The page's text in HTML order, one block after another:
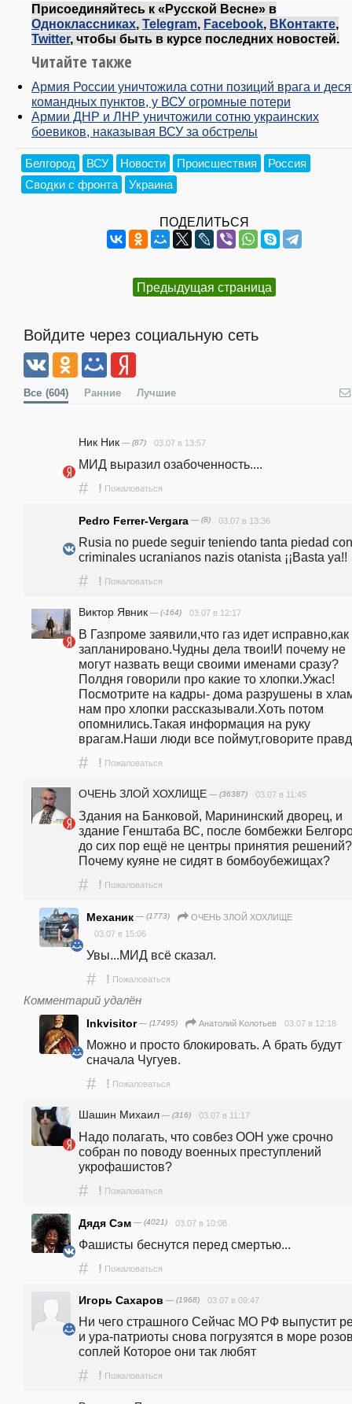
Присоединяйтесь к «Русской Весне» в
Одноклассниках Telegram Facebook ВКонтакте
Twitter, чтобы быть в курсе последних новостей.
Читайте также
Армия России уничтожила сотни позиций врага и
командных пунктов, у ВСУ огромные потери
Армии ДНР и ЛНР уничтожили сотню украинских
боевиков, наказывая ВСУ за обстрелы
Белгород ВСУ Новости Происшествия
Россия
Сводки с фронта
Украина
ПОДЕЛИТЬСЯ
Предыдущая страница
Войдите через социальную сеть
Все (604) Ранние Лучшие
Ник Ник — (87) 03.07 в 13:57
МИД выразил озабоченность....
# ! Пожаловаться
Pedro Ferrer-Vergara — (8) 03.07 в 13:36
Rusia no puede seguir teniendo tanta piedad
criminales ucranianos nazis otanista ¡¡Basta ya!!
# ! Пожаловаться
Виктор Явник — (-164) 03.07 в 12:17
В Газпроме заявили,что газ идет исправно,как
запланировано.Чудны дела твои!И почему не
могут назвать вещи своими именами сразу?
Полдня говорили про какие то хлопки.Ужас!
Посмотрите на кадры- дома разрушены в
нам про хлопки рассказывали.Хоть потом
опомнились.Такая информация на руку
врагам.Наши люди все поймут,говорите
# ! Пожаловаться
ОЧЕНЬ ЗЛОЙ ХОХЛИЩЕ — (36387) 03.07 в 11:45
Здания на Банковой, Марининский дворец, и
здание Генштаба ВС, после бомбежки
до сих пор ещё не центры принятия решений?
Почему куяне не сидят в бомбоубежищах?
# ! Пожаловаться
Механик — (1773)
ОЧЕНЬ ЗЛОЙ ХОХЛИЩЕ
03.07 в 15:06
Увы...МИД всё сказал.
# ! Пожаловаться
Комментарий удалён
Inkvisitor— (17495) Анатолий Koлотьев 03.07 в 12:18
Можно и просто блокировать. А брать будут
сначала Чугуев.
# ! Пожаловаться
Шашин Михаил — (316) 03.07 в 11:17
Надо полагать, что совбез ООН уже срочно
собран по поводу военных преступлений
укрофашистов?
# ! Пожаловаться
Дядя Сэм — (4021) 03.07 в 10:08
Фашисты беснутся перед смертью...
# ! Пожаловаться
Игорь Сахаров — (1968) 03.07 в 09:47
Ни чего страшного Сейчас МО РФ выпустит
и ура-патриоты снова погрузятся в море
соплей Которое они так любят
# ! Пожаловаться